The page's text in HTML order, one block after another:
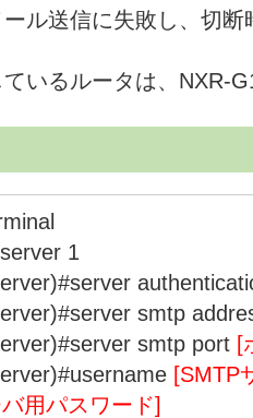
ル送信に失敗し、切
いるルータは、NXR-
1
smtp
smtp port [
[SMTP
用パスワード]